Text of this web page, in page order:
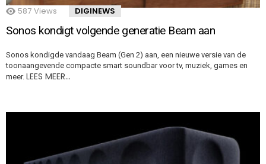
587 Views DIGINEWS
Sonos kondigt volgende generatie Beam aan
Sonos kondigde vandaag Beam (Gen 2) aan, een nieuwe versie van de
toonaangevende compacte smart soundbar voor tv, muziek, games en
meer. LEES MEER…